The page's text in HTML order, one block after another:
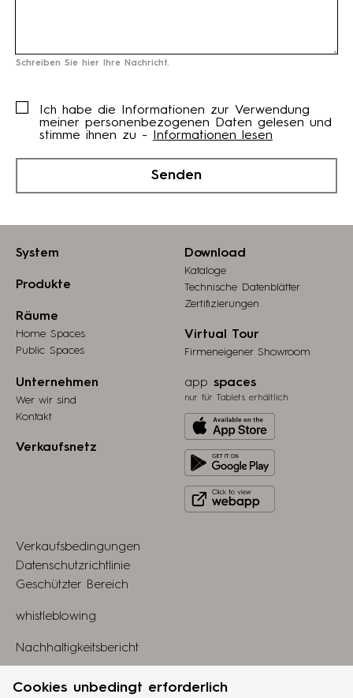
Schreiben Sie hier Ihre Nachricht.
Ich habe die Informationen zur Verwendung
meiner personenbezogenen Daten gelesen und
stimme ihnen zu - Informationen lesen
Senden
System
Produkte
Räume
Home Spaces
Public Spaces
Download
Kataloge
Technische Datenblätter
Zertifizierungen
Virtual Tour
Firmeneigener Showroom
Unternehmen
Wer wir sind
Kontakt
Verkaufsnetz
app spaces
nur für Tablets erhältlich
from
store
it
Play
to
Verkaufsbedingungen
Datenschutzrichtlinie
Geschützter Bereich
whistleblowing
Nachhaltigkeitsbericht
Linkedin
Cookies unbedingt erforderlich